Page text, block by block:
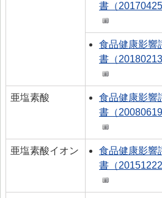
> 食品安全情報のデータベース検
> 食品安全委員会による評価書・
> 食品安全委員会が評価した化学
> 食品ハザード情報ハブ
> 世界の情報
食品健康影響評価のためのリスクプ
ファクトシート（科学的知見に基く
食品安全モニター
書（20170425
食品健康影響
書（20180213
亜塩素酸
食品健康影響
書（20080619
亜塩素酸イオン
食品健康影響
書（20151222